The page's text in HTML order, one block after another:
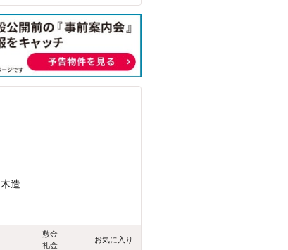
木造
敷金
礼金
お気に入り